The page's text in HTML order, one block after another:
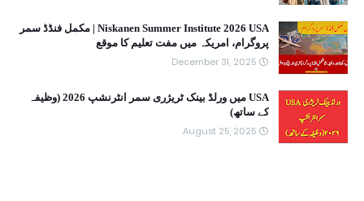
Niskanen Summer Institute 2026 USA | مکمل فنڈڈ سمر
پروگرام، امریکہ میں مفت تعلیم کا موقع
December 31, 2025
USA میں ورلڈ بینک ٹریژری سمر انٹرنشپ 2026 (وظیفہ
کے ساتھ)
August 25, 2025